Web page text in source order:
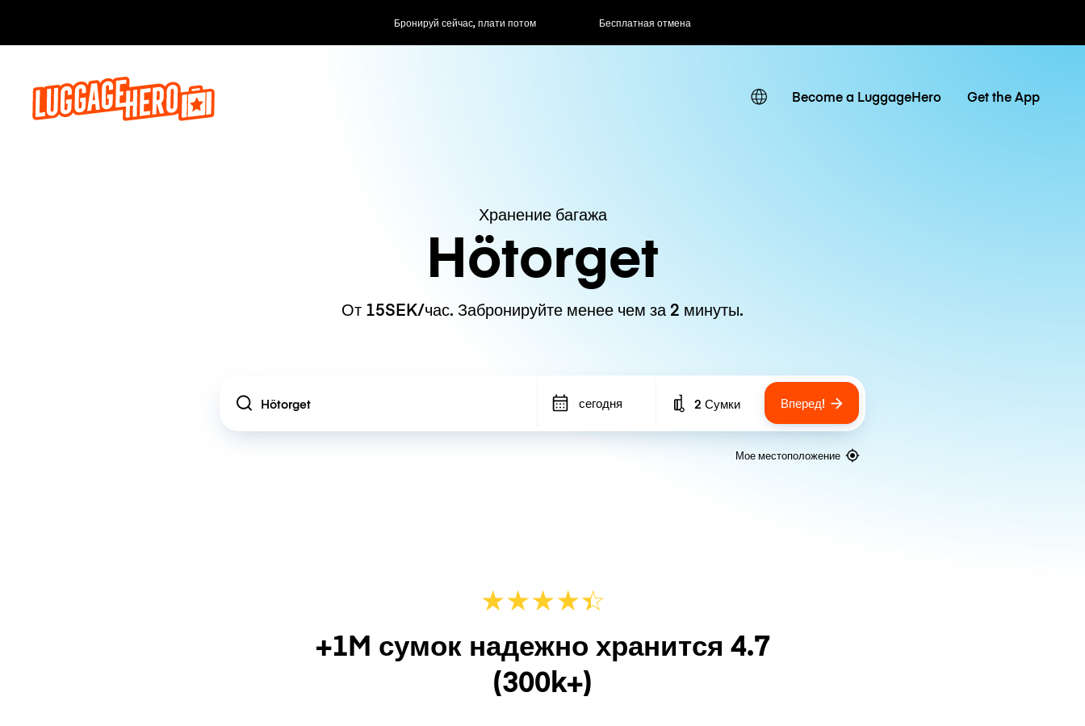
Бронируй сейчас, плати потом Бесплатная отмена Почасовые / дневные тарифы
Become a LuggageHero Get the App
Хранение багажа
Hötorget
От 15SEK/час. Забронируйте менее чем за 2 минуты.
Location сегодня Number of bags
2 Сумки Вперед!
Мое местоположение
★★★★☆
★
+1M сумок надежно хранится 4.7
(300k+)